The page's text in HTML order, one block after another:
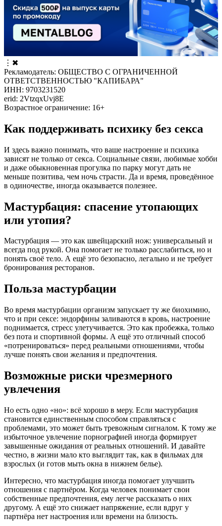
⋮ ✖
Рекламодатель: ОБЩЕСТВО С ОГРАНИЧЕННОЙ
ОТВЕТСТВЕННОСТЬЮ "КАПИБАРА"
ИНН: 9703231520
erid: 2VtzqxUvj8E
Возрастное ограничение: 16+
Как поддерживать психику без секса
И здесь важно понимать, что ваше настроение и психика
зависят не только от секса. Социальные связи, любимые хобби
и даже обыкновенная прогулка по парку могут дать не
меньше позитива, чем ночь страсти. Да и время, проведённое
в одиночестве, иногда оказывается полезнее.
Мастурбация: спасение утопающих
или утопия?
Мастурбация — это как швейцарский нож: универсальный и
всегда под рукой. Она помогает не только расслабиться, но и
понять своё тело. А ещё это безопасно, легально и не требует
бронирования ресторанов.
Польза мастурбации
Во время мастурбации организм запускает ту же биохимию,
что и при сексе: эндорфины заливаются в кровь, настроение
поднимается, стресс улетучивается. Это как пробежка, только
без пота и спортивной формы. А ещё это отличный способ
«потренироваться» перед реальными отношениями, чтобы
лучше понять свои желания и предпочтения.
Возможные риски чрезмерного
увлечения
Но есть одно «но»: всё хорошо в меру. Если мастурбация
становится единственным способом справляться с
проблемами, это может быть тревожным сигналом. К тому же
избыточное увлечение порнографией иногда формирует
завышенные ожидания от реальных отношений. И давайте
честно, в жизни мало кто выглядит так, как в фильмах для
взрослых (и готов мыть окна в нижнем белье).
Интересно, что мастурбация иногда помогает улучшить
отношения с партнёром. Когда человек понимает свои
собственные предпочтения, ему легче рассказать о них
другому. А ещё это снижает напряжение, если вдруг у
партнёра нет настроения или времени на близость.